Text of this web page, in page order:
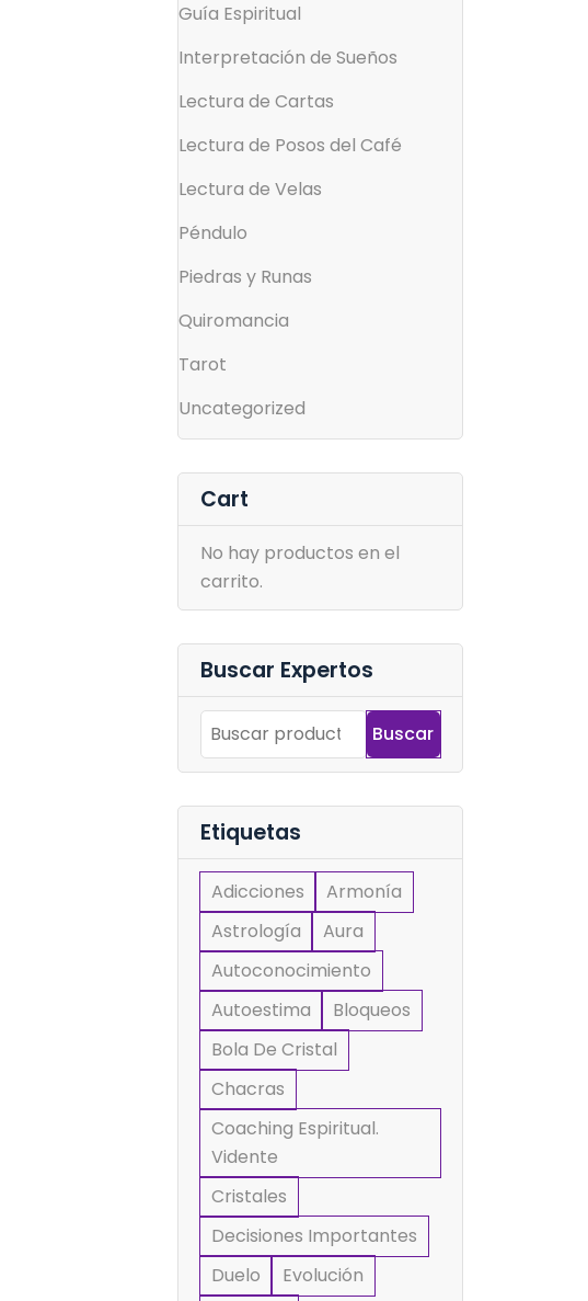
Guía Espiritual
Interpretación de Sueños
Lectura de Cartas
Lectura de Posos del Café
Lectura de Velas
Péndulo
Piedras y Runas
Quiromancia
Tarot
Uncategorized
Cart
No hay productos en el
carrito.
Buscar Expertos
Buscar
Etiquetas
Adicciones
Armonía
Astrología
Aura
Autoconocimiento
Autoestima
Bloqueos
Bola De Cristal
Chacras
Coaching Espiritual.
Vidente
Cristales
Decisiones Importantes
Duelo
Evolución